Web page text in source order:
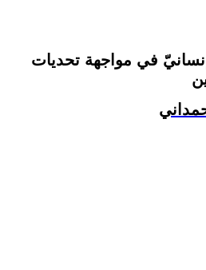
إنسانيّ في مواجهة تحديات